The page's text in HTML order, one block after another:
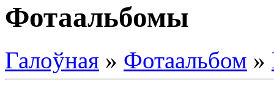
Фотаальбомы
Галоўная » Фотаальбом »